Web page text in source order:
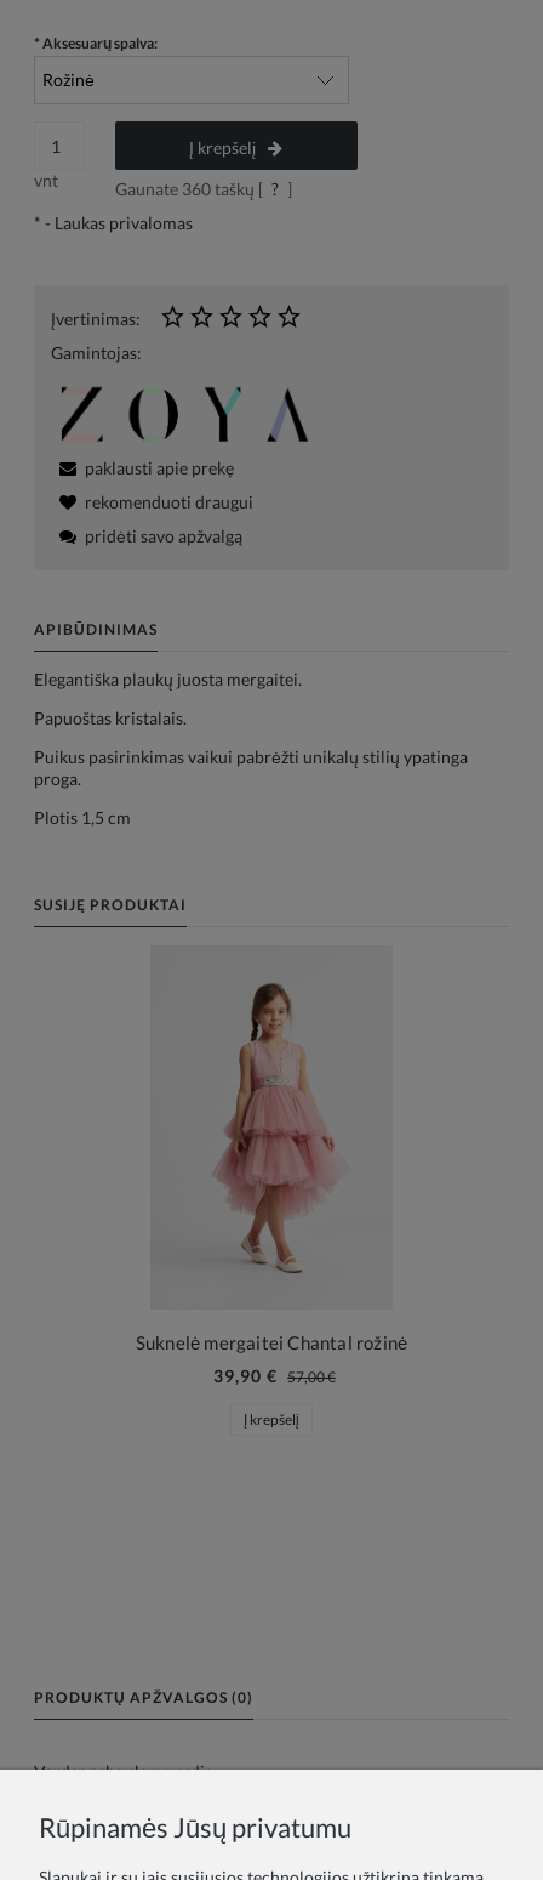
* Aksesuarų spalva:
vnt
Į krepšelį
Gaunate 360taškų [ ? ]
* - Laukas privalomas
Įvertinimas:
Gamintojas:
paklausti apie prekę
rekomenduoti draugui
pridėti savo apžvalgą
APIBŪDINIMAS
Elegantiška plaukų juosta mergaitei.
Papuoštas kristalais.
Puikus pasirinkimas vaikui pabrėžti unikalų stilių ypatinga
proga.
Plotis 1,5 cm
SUSIJĘ PRODUKTAI
Suknelė mergaitei Chantal rožinė
39,90 € 57,00 €
Į krepšelį
PRODUKTŲ APŽVALGOS (0)
Vardas arba slapyvardis:
Rūpinamės Jūsų privatumu